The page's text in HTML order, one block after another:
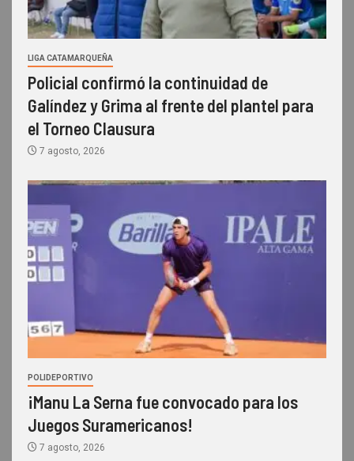
LIGA CATAMARQUEÑA
Policial confirmó la continuidad de
Galíndez y Grima al frente del plantel para
el Torneo Clausura
7 agosto, 2026
POLIDEPORTIVO
¡Manu La Serna fue convocado para los
Juegos Suramericanos!
7 agosto, 2026